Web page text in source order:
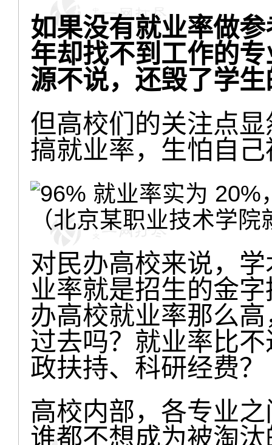
如果没有就业率做
年却找不到工作的
源不说，还毁了学
但高校们的关注点
搞就业率，生怕自
（北京某职业技术学院
对民办高校来说，
业率就是招生的金
办高校就业率那么
过去吗？就业率比
政扶持、科研经费？
高校内部，各专业
谁都不想成为被淘